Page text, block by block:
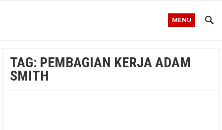
MENU
TAG: PEMBAGIAN KERJA ADAM
SMITH